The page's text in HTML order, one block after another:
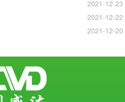
2021-12-23
2021-12-22
2021-12-20